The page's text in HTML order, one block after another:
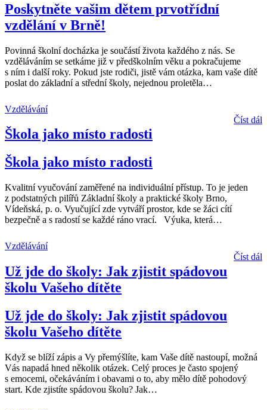
Poskytněte vašim dětem prvotřídní
vzdělání v Brně!
Povinná školní docházka je součástí života každého z nás. Se
vzděláváním se setkáme již v předškolním věku a pokračujeme
s ním i další roky. Pokud jste rodiči, jistě vám otázka, kam vaše dítě
poslat do základní a střední školy, nejednou proletěla…
Vzdělávání
Číst dál
Škola jako místo radosti
Škola jako místo radosti
Kvalitní vyučování zaměřené na individuální přístup. To je jeden
z podstatných pilířů Základní školy a praktické školy Brno,
Vídeňská, p. o. Vyučující zde vytváří prostor, kde se žáci cítí
bezpečně a s radostí se každé ráno vrací. Výuka, která…
Vzdělávání
Číst dál
Už jde do školy: Jak zjistit spádovou
školu Vašeho dítěte
Už jde do školy: Jak zjistit spádovou
školu Vašeho dítěte
Když se blíží zápis a Vy přemýšlíte, kam Vaše dítě nastoupí, možná
Vás napadá hned několik otázek. Celý proces je často spojený
s emocemi, očekáváním i obavami o to, aby mělo dítě pohodový
start. Kde zjistíte spádovou školu? Jak…